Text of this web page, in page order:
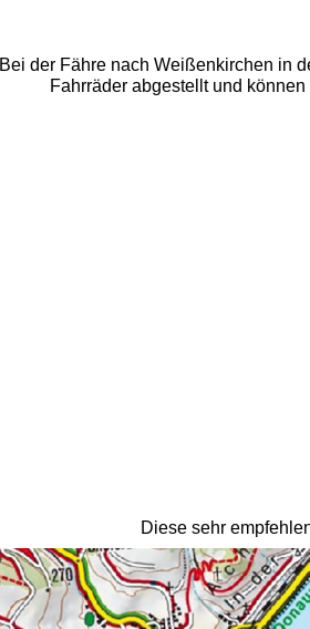
Diese sehr
Bei der Fähre nach Weißenkirchen in
Fahrräder abgestellt und